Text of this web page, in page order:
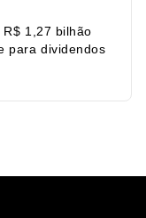
1,27 bilhão
para dividendos